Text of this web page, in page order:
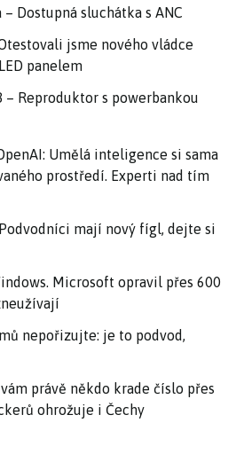
Dostupná sluchátka s ANC
jsme nového vládce
panelem
– Reproduktor s powerbankou
Umělá inteligence si sama
prostředí. Experti nad tím
mají nový fígl, dejte si
Microsoft opravil přes 600
nepořizujte: je to podvod,
právě někdo krade číslo přes
ohrožuje i Čechy